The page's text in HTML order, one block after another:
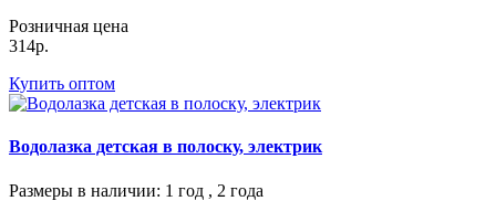
Розничная цена
314р.
Купить оптом
Водолазка детская в полоску, электрик
Размеры в наличии: 1 год , 2 года